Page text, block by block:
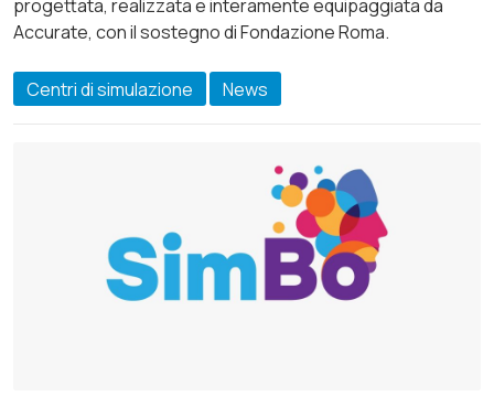
progettata, realizzata e interamente equipaggiata da
Accurate, con il sostegno di Fondazione Roma.
Centri di simulazione News